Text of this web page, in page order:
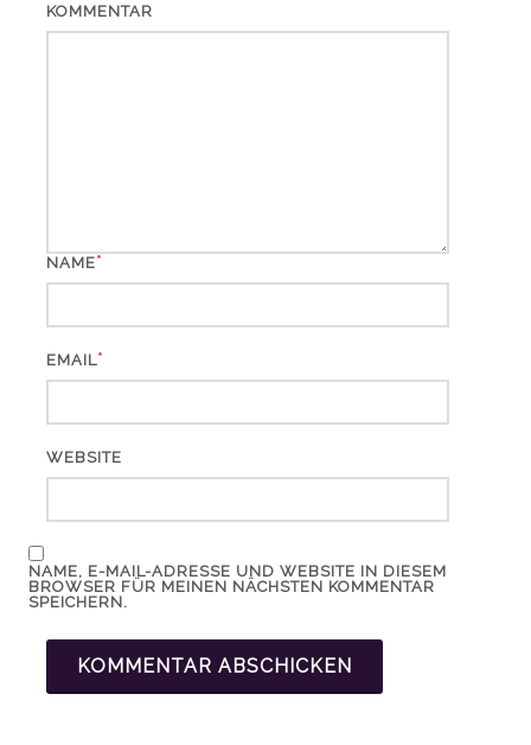
KOMMENTAR
NAME*
EMAIL*
WEBSITE
NAME, E-MAIL-ADRESSE UND WEBSITE IN DIESEM
BROWSER FÜR MEINEN NÄCHSTEN KOMMENTAR
SPEICHERN.